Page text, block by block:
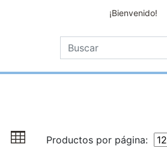
¡Bienvenido!
Productos por página: